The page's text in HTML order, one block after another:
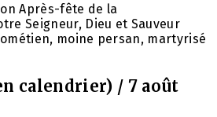
Après-fête de la
Seigneur, Dieu et Sauveur
moine persan, martyrisé
calendrier) / 7 août